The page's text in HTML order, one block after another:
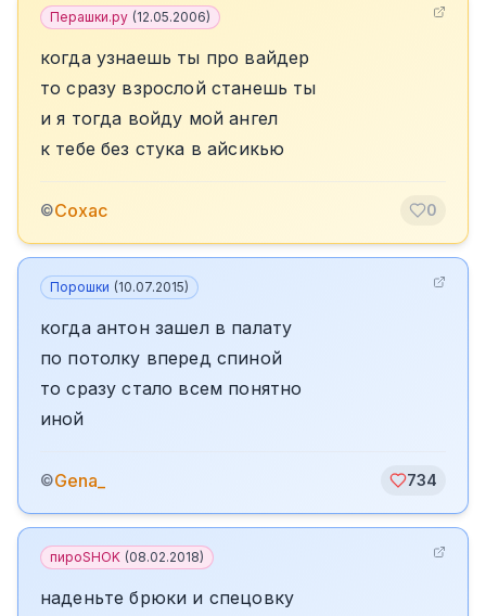
Перашки.ру (12.05.2006)
когда узнаешь ты про вайдер
то сразу взрослой станешь ты
и я тогда войду мой ангел
к тебе без стука в айсикью
©Сохас 0
Порошки (10.07.2015)
когда антон зашел в палату
по потолку вперед спиной
то сразу стало всем понятно
иной
©Gena_ 734
пироSHOK (08.02.2018)
наденьте брюки и спецовку